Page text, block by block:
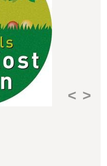
Detail
Detail
Detail
Detail
< >